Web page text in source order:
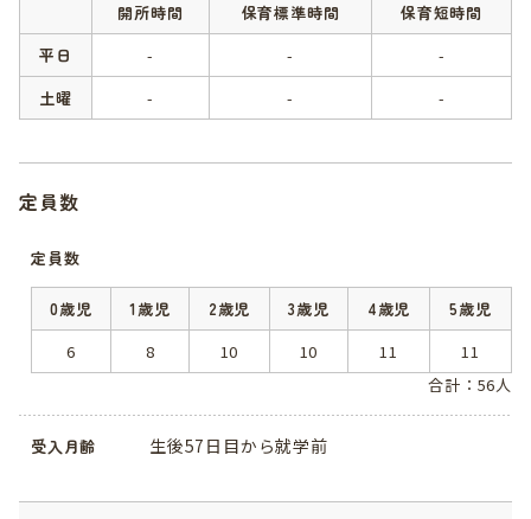
開所時間 保育標準時間
保育短時間
平日
- -
-
土曜
- - -
定員数
定員数
0歳児 1歳児 2歳児 3歳児 4歳児
5歳児
6
8 10 10 11
11
合計：56人
受入月齢 生後57日目から就学前